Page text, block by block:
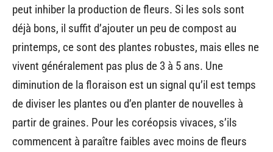
peut inhiber la production de fleurs. Si les sols sont
déjà bons, il suffit d’ajouter un peu de compost au
printemps, ce sont des plantes robustes, mais elles ne
vivent généralement pas plus de 3 à 5 ans. Une
diminution de la floraison est un signal qu’il est temps
de diviser les plantes ou d’en planter de nouvelles à
partir de graines. Pour les coréopsis vivaces, s’ils
commencent à paraître faibles avec moins de fleurs